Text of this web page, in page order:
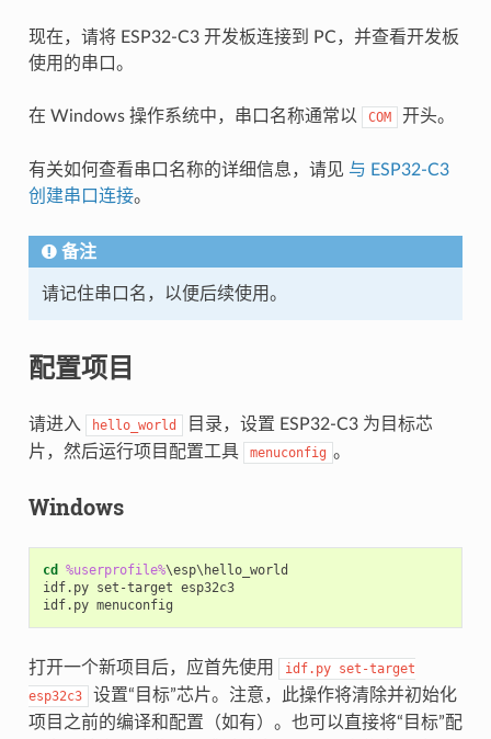
现在，请将 ESP32-C3 开发板连接到 PC，并查看开发板
使用的串口。
在 Windows 操作系统中，串口名称通常以 COM 开头。
有关如何查看串口名称的详细信息，请见 与 ESP32-C3
创建串口连接。
备注
请记住串口名，以便后续使用。
配置项目
请进入 hello_world
目录，设置 ESP32-C3 为目标芯
片，然后运行项目配置工具
menuconfig 。
Windows
cd %userprofile%\esp\hello_world
idf.py set-target esp32c3
打开一个新项目后，应首先使用 idf.py set-target
esp32c3
设置“目标”芯片。注意，此操作将清除并初始化
项目之前的编译和配置（如有）。也可以直接将“目标”配